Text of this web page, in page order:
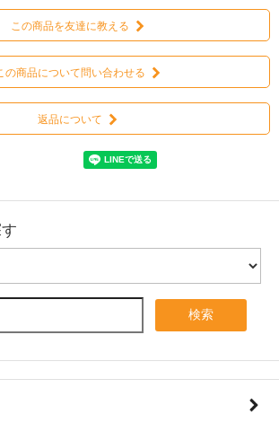
この商品を友達に教える
の商品について問い合わせる
返品について
検索